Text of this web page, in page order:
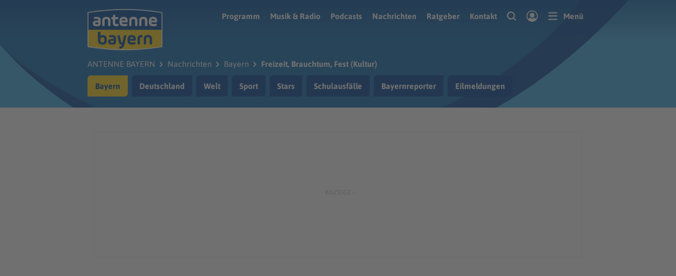
Programm
Musik & Radio Podcasts Nachrichten Ratgeber Kontakt Menü
ANTENNE BAYERN Nachrichten Bayern Freizeit, Brauchtum, Fest (Kultur)
Bayern Deutschland Welt Sport Stars Schulausfälle Bayernreporter Eilmeldungen